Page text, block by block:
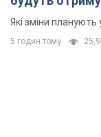
Які зміни планують
5 годин тому 25,9